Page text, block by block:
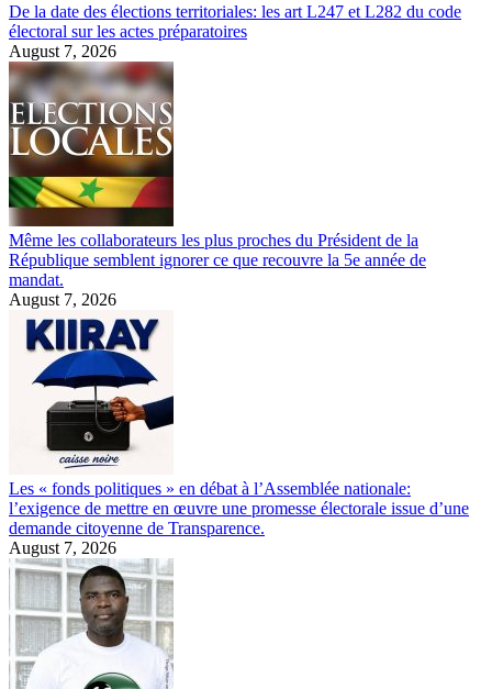
De la date des élections territoriales: les art L247 et L282 du code
électoral sur les actes préparatoires
August 7, 2026
Même les collaborateurs les plus proches du Président de la
République semblent ignorer ce que recouvre la 5e année de
mandat.
August 7, 2026
Les « fonds politiques » en débat à l’Assemblée nationale:
l’exigence de mettre en œuvre une promesse électorale issue d’une
demande citoyenne de Transparence.
August 7, 2026